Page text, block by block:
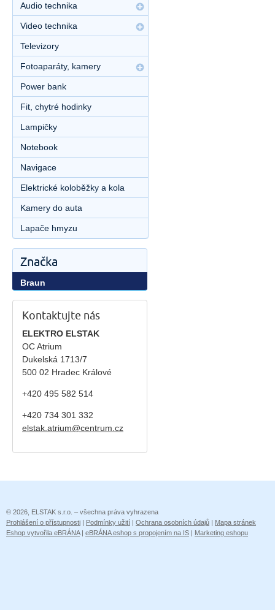
Audio technika
Video technika
Televizory
Fotoaparáty, kamery
Power bank
Fit, chytré hodinky
Lampičky
Notebook
Navigace
Elektrické koloběžky a kola
Kamery do auta
Lapače hmyzu
Značka
Braun
Kontaktujte nás
ELEKTRO ELSTAK
OC Atrium
Dukelská 1713/7
500 02 Hradec Králové
+420 495 582 514
+420 734 301 332
elstak.atrium@centrum.cz
© 2026, ELSTAK s.r.o. – všechna práva vyhrazena
Prohlášení o přístupnosti | Podmínky užití | Ochrana osobních údajů | Mapa stránek
Eshop vytvořila eBRÁNA| eBRÁNA eshop s propojením na IS | Marketing eshopu